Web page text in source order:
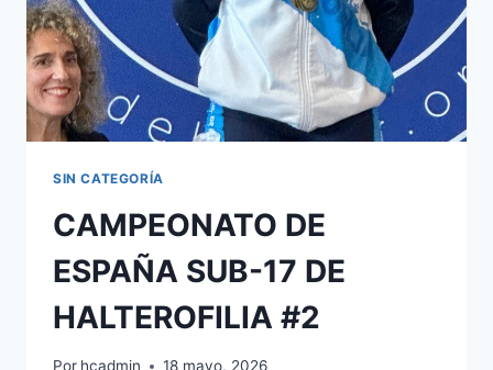
CAMPEONATO
ESPAÑA
ABSOLUTO
DE
HALTEROFILIA
SIN CATEGORÍA
CAMPEONATO DE
ESPAÑA SUB-17 DE
HALTEROFILIA #2
Por hcadmin 18 mayo, 2026